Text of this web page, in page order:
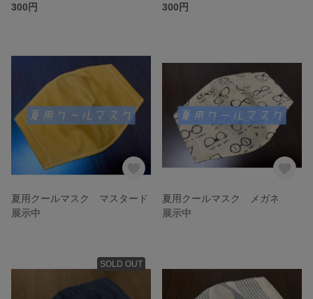
300円
300円
夏用クールマスク マスタード
展示中
夏用クールマスク メガネ
展示中
SOLD OUT